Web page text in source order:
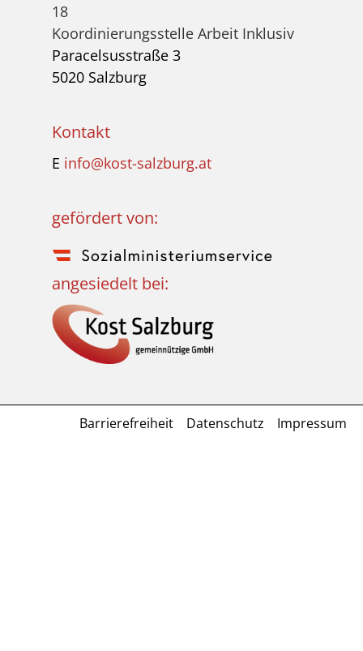
18
Koordinierungsstelle Arbeit Inklusiv
Paracelsusstraße 3
5020 Salzburg
Kontakt
E info@kost-salzburg.at
gefördert von:
angesiedelt bei:
Barrierefreiheit Datenschutz Impressum